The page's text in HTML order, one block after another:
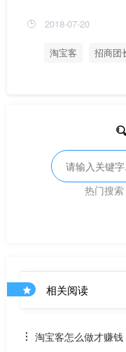
2018-07-20
淘宝客 招商团
热门搜索
相关阅读
淘宝客怎么做才赚钱